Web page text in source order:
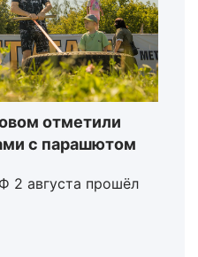
отметили
с парашютом
2 августа прошёл